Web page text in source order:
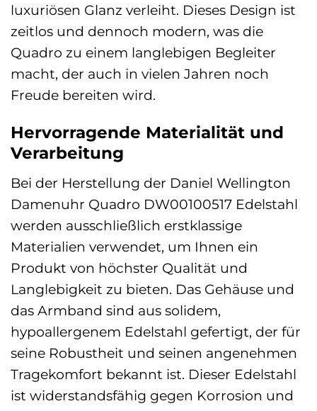
luxuriösen Glanz verleiht. Dieses Design ist
zeitlos und dennoch modern, was die
Quadro zu einem langlebigen Begleiter
macht, der auch in vielen Jahren noch
Freude bereiten wird.
Hervorragende Materialität und
Verarbeitung
Bei der Herstellung der Daniel Wellington
Damenuhr Quadro DW00100517 Edelstahl
werden ausschließlich erstklassige
Materialien verwendet, um Ihnen ein
Produkt von höchster Qualität und
Langlebigkeit zu bieten. Das Gehäuse und
das Armband sind aus solidem,
hypoallergenem Edelstahl gefertigt, der für
seine Robustheit und seinen angenehmen
Tragekomfort bekannt ist. Dieser Edelstahl
ist widerstandsfähig gegen Korrosion und